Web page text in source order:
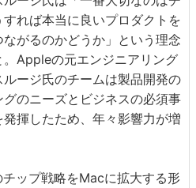
れば本当に良いプロダクトを
がるのかどうか」という理念
Appleの元エンジニアリング
ージ氏のチームは製品開発の
のニーズとビジネスの必須事
揮したため、年々影響力が増
ップ戦略をMacに拡大する形